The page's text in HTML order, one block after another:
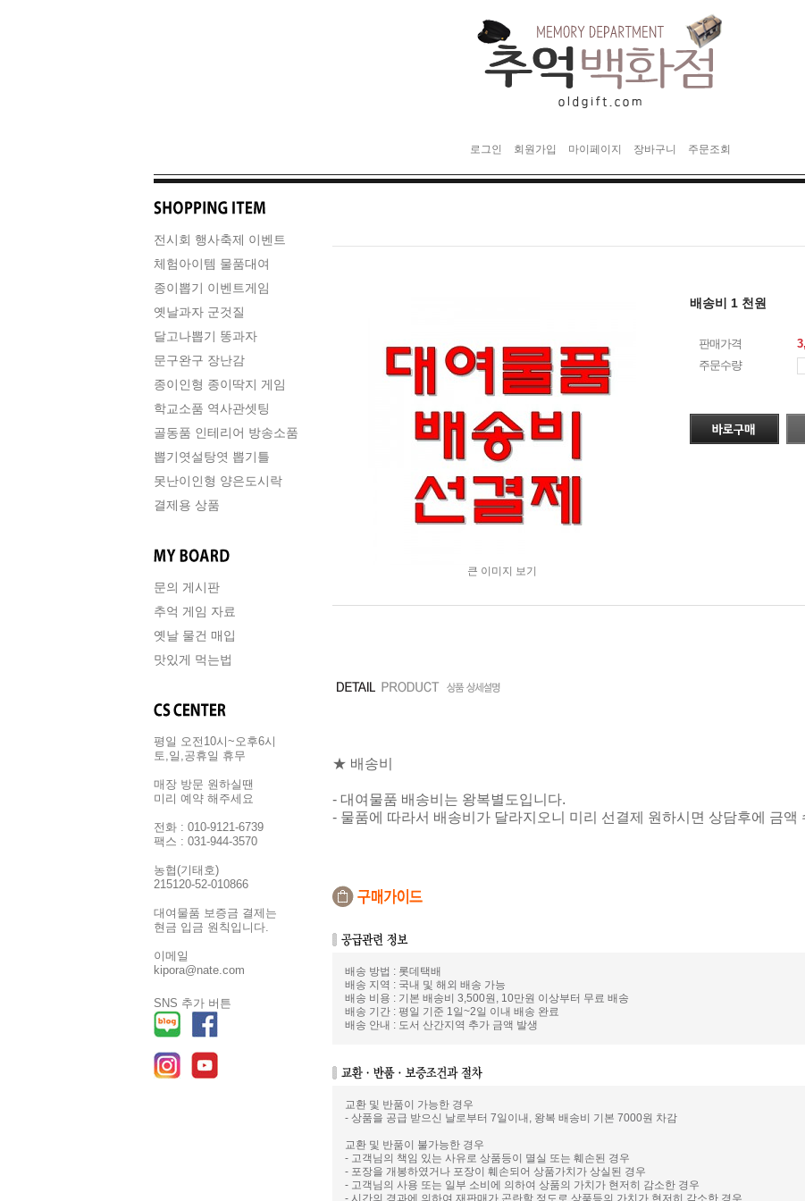
로그인 회원가입 마이페이지 장바구니 주문조회
전시회 행사축제 이벤트
체험아이템 물품대여
종이뽑기 이벤트게임
옛날과자 군것질
달고나뽑기 똥과자
문구완구 장난감
종이인형 종이딱지 게임
학교소품 역사관셋팅
골동품 인테리어 방송소품
뽑기엿설탕엿 뽑기틀
못난이인형 양은도시락
결제용 상품
문의 게시판
추억 게임 자료
옛날 물건 매입
맛있게 먹는법
평일 오전10시~오후6시
토,일,공휴일 휴무
매장 방문 원하실땐
미리 예약 해주세요
전화 : 010-9121-6739
팩스 : 031-944-3570
농협(기태호)
215120-52-010866
대여물품 보증금 결제는
현금 입금 원칙입니다.
이메일
kipora@nate.com
SNS 추가 버튼
큰 이미지 보기
배송비 1 천원
판매가격
주문수량
★ 배송비
- 대여물품 배송비는 왕복별도입니다.
- 물품에 따라서 배송비가 달라지오니 미리 선결제 원하시면 상담후에 금액
배송 방법 : 롯데택배
배송 지역 : 국내 및 해외 배송 가능
배송 비용 : 기본 배송비 3,500원, 10만원 이상부터 무료 배송
배송 기간 : 평일 기준 1일~2일 이내 배송 완료
배송 안내 : 도서 산간지역 추가 금액 발생
교환 및 반품이 가능한 경우
- 상품을 공급 받으신 날로부터 7일이내, 왕복 배송비 기본 7000원 차감
교환 및 반품이 불가능한 경우
- 고객님의 책임 있는 사유로 상품등이 멸실 또는 훼손된 경우
- 포장을 개봉하였거나 포장이 훼손되어 상품가치가 상실된 경우
- 고객님의 사용 또는 일부 소비에 의하여 상품의 가치가 현저히 감소한 경우
- 시간의 경과에 의하여 재판매가 곤란할 정도로 상품등의 가치가 현저히 감소한 경우